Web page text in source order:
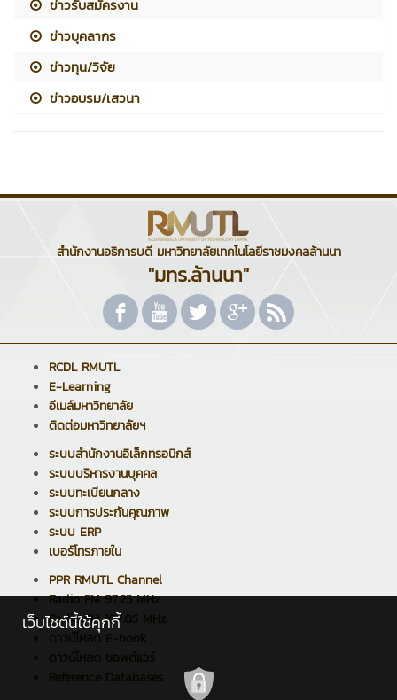
ข่าวรับสมัครงาน
ข่าวบุคลากร
ข่าวทุน/วิจัย
ข่าวอบรม/เสวนา
สำนักงานอธิการบดี มหาวิทยาลัยเทคโนโลยีราชมงคลล้านนา
"มทร.ล้านนา"
RCDL RMUTL
E-Learning
อีเมล์มหาวิทยาลัย
ติดต่อมหาวิทยาลัยฯ
ระบบสำนักงานอิเล็กทรอนิกส์
ระบบบริหารงานบุคคล
ระบบทะเบียนกลาง
ระบบการประกันคุณภาพ
ระบบ ERP
เบอร์โทรภายใน
PPR RMUTL Channel
Radio FM 97.25 MHz
Radio FM 107.05 MHz
ดาวน์โหลด E-book
ดาวน์โหลด ซอฟต์แวร์
Reference Databases
เว็บไซต์นี้ใช้คุกกี้